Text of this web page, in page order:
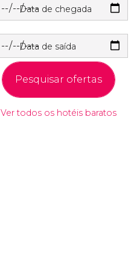
Data de chegada
Data de saída
Pesquisar ofertas
Ver todos os hotéis baratos